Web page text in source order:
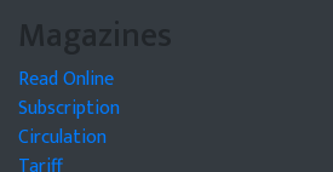
Magazines
Read Online
Subscription
Circulation